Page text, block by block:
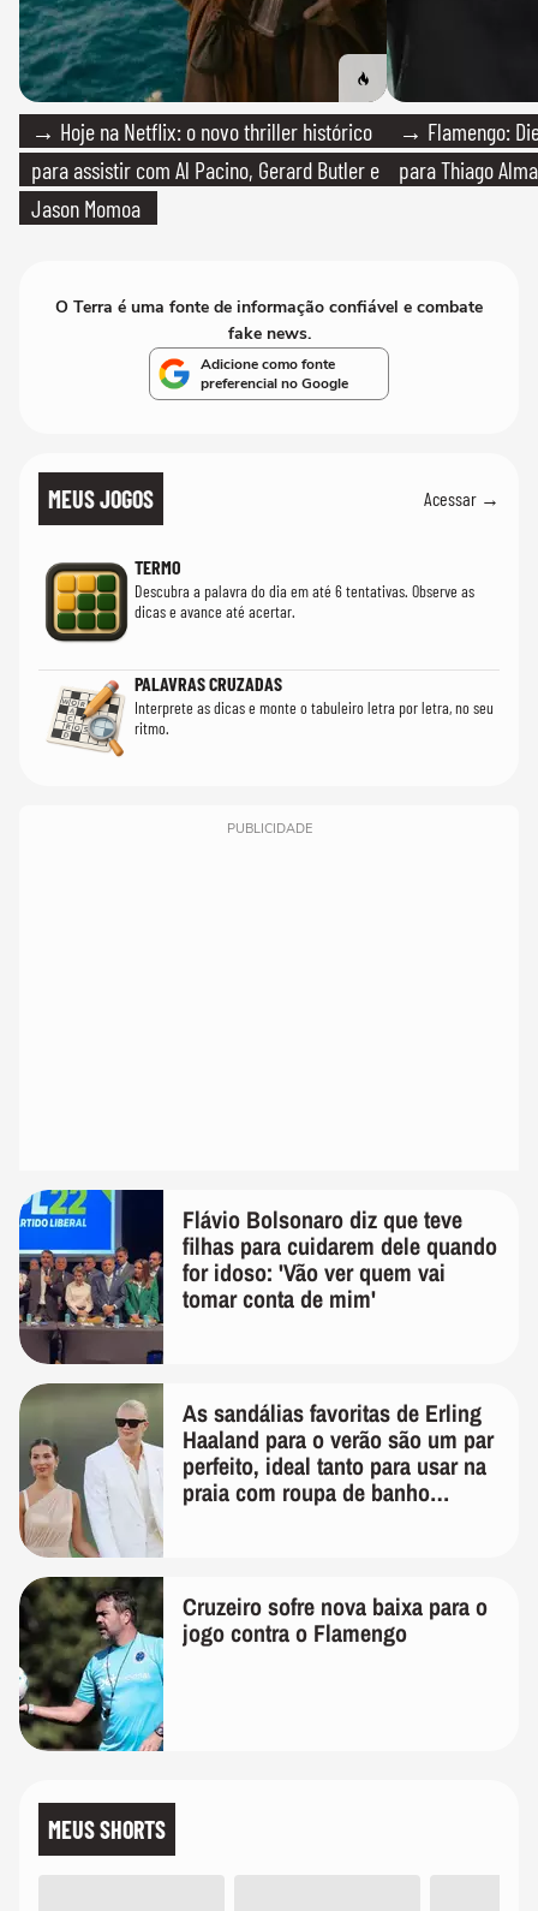
→ Hoje na Netflix: o novo thriller histórico
para assistir com Al Pacino, Gerard Butler e
Jason Momoa
→ Flamengo:
para Thiago
O Terra é uma fonte de informação confiável e combate
fake news.
Adicione como fonte
preferencial no Google
MEUS JOGOS Acessar →
TERMO
Descubra a palavra do dia em até 6 tentativas. Observe as
dicas e avance até acertar.
PALAVRAS CRUZADAS
Interprete as dicas e monte o tabuleiro letra por letra, no seu
ritmo.
PUBLICIDADE
Flávio Bolsonaro diz que teve
filhas para cuidarem dele quando
for idoso: 'Vão ver quem vai
tomar conta de mim'
As sandálias favoritas de Erling
Haaland para o verão são um par
perfeito, ideal tanto para usar na
praia com roupa de banho
Cruzeiro sofre nova baixa para o
jogo contra o Flamengo
MEUS SHORTS